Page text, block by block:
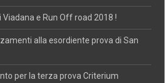
Viadana e Run Off road 2018 !
alla esordiente prova di San
per la terza prova Criterium